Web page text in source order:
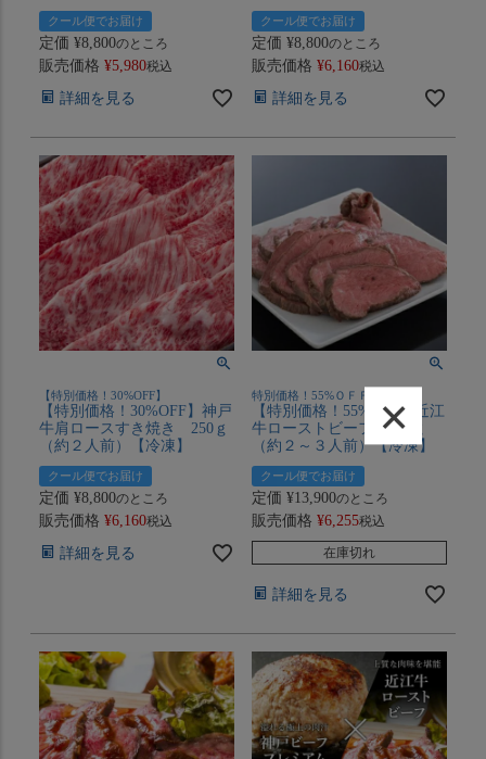
クール便でお届け
定価 ¥8,800のところ
販売価格 ¥5,980税込
詳細を見る
クール便でお届け
定価 ¥8,800のところ
販売価格 ¥6,160税込
詳細を見る
【特別価格！30%OFF】
【特別価格！30%OFF】神戸
牛肩ロースすき焼き 250ｇ
（約２人前）【冷凍】
クール便でお届け
定価 ¥8,800のところ
販売価格 ¥6,160税込
詳細を見る
特別価格！55%ＯＦＦ
【特別価格！55%OFF】近江
牛ローストビーフ 300ｇ
（約２～３人前）【冷凍】
クール便でお届け
定価 ¥13,900のところ
販売価格 ¥6,255税込
在庫切れ
詳細を見る
×